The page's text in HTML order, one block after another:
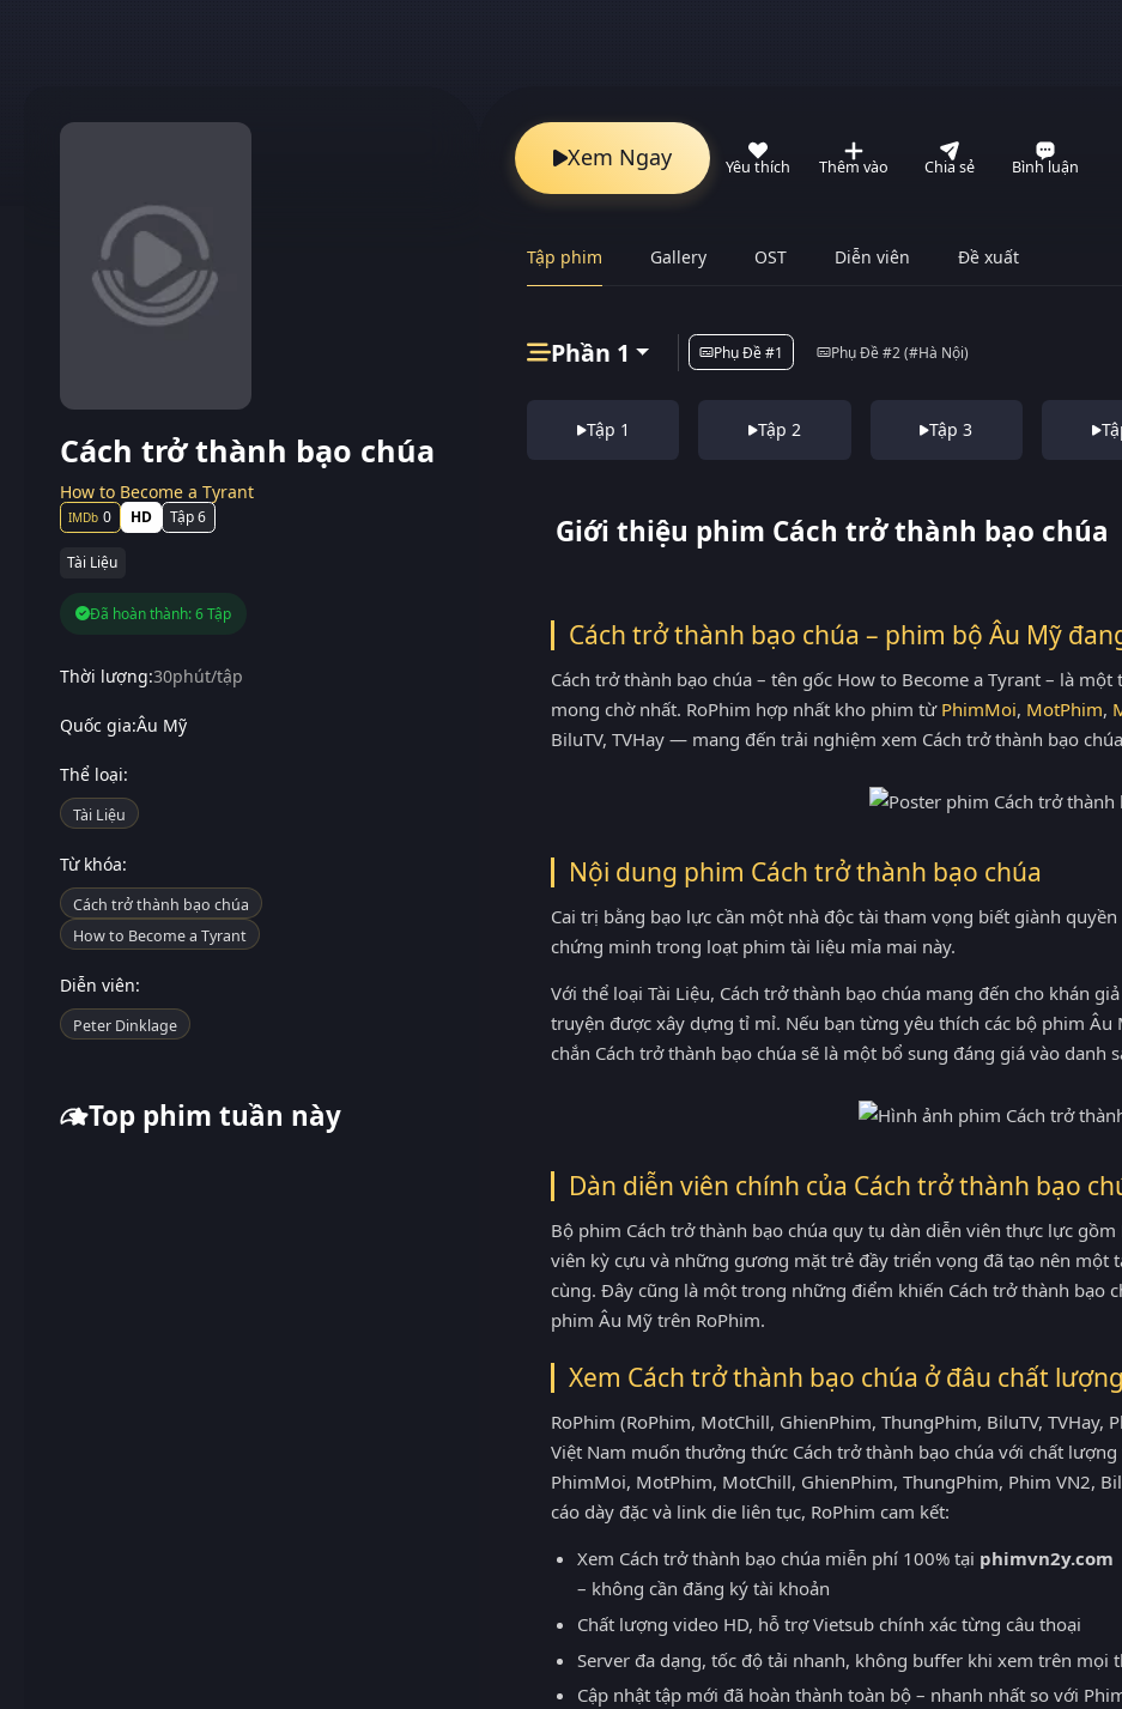
Cách trở thành bạo chúa
How to Become a Tyrant
0 HD Tập 6
Tài Liệu
Đã hoàn thành: 6 Tập
Thời lượng:30phút/tập
Quốc gia:Âu Mỹ
Thể loại:
Tài Liệu
Từ khóa:
Cách trở thành bạo chúa
How to Become a Tyrant
Diễn viên:
Peter Dinklage
Top phim tuần này
Xem Ngay Yêu thích Thêm vào Chia sẻ Bình luận
Tập phim Gallery OST Diễn viên Đề xuất
Phần 1 Phụ Đề #1 Phụ Đề #2 (#Hà Nội)
Tập 1 Tập 2 Tập 3
Giới thiệu phim Cách trở thành bạo chúa
Cách trở thành bạo chúa – phim bộ Âu Mỹ
Cách trở thành bạo chúa – tên gốc How to Become a Tyrant – là
mong chờ nhất. RoPhim hợp nhất kho phim từ PhimMoi, MotPhim,
BiluTV, TVHay — mang đến trải nghiệm xem Cách trở thành bạo
Nội dung phim Cách trở thành bạo chúa
Cai trị bằng bạo lực cần một nhà độc tài tham vọng biết giành
chứng minh trong loạt phim tài liệu mỉa mai này.
Với thể loại Tài Liệu, Cách trở thành bạo chúa mang đến cho khán
truyện được xây dựng tỉ mỉ. Nếu bạn từng yêu thích các bộ phim
chắn Cách trở thành bạo chúa sẽ là một bổ sung đáng giá vào danh
Dàn diễn viên chính của Cách trở thành bạo
Bộ phim Cách trở thành bạo chúa quy tụ dàn diễn viên thực lực
viên kỳ cựu và những gương mặt trẻ đầy triển vọng đã tạo nên một
cùng. Đây cũng là một trong những điểm khiến Cách trở thành bạo
phim Âu Mỹ trên RoPhim.
Xem Cách trở thành bạo chúa ở đâu chất
RoPhim (RoPhim, MotChill, GhienPhim, ThungPhim, BiluTV,
Việt Nam muốn thưởng thức Cách trở thành bạo chúa với chất
PhimMoi, MotPhim, MotChill, GhienPhim, ThungPhim, Phim VN2,
cáo dày đặc và link die liên tục, RoPhim cam kết:
Xem Cách trở thành bạo chúa miễn phí 100% tại phimvn2y.com
– không cần đăng ký tài khoản
Chất lượng video HD, hỗ trợ Vietsub chính xác từng câu thoại
Server đa dạng, tốc độ tải nhanh, không buffer khi xem trên mọi
Cập nhật tập mới đã hoàn thành toàn bộ – nhanh nhất so với